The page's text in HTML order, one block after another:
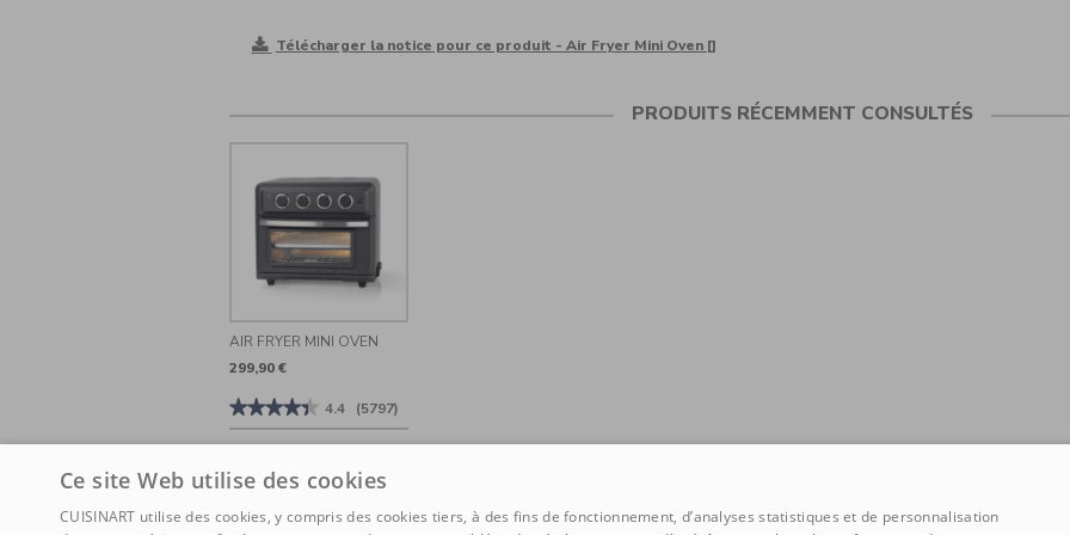
Télécharger la notice pour ce produit - Air Fryer Mini Oven []
PRODUITS RÉCEMMENT CONSULTÉS
AIR FRYER MINI OVEN
299,90 €
★★★★★
★★★★★
4.4
sur
étoiles.
Lire
avis
4.4 (5797)
Ce site Web utilise des cookies
CUISINART utilise des cookies, y compris des cookies tiers, à des fins de fonctionnement, d’analyses statistiques et de personnalisation